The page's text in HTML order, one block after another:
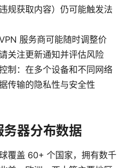
规获取内容）仍可能触发法
服务商可能随时调整价
关注更新通知并评估风险
制：在多个设备和不同网络
传输的隐私性与安全性
器分布数据
覆盖 60+ 个国家，拥有数千